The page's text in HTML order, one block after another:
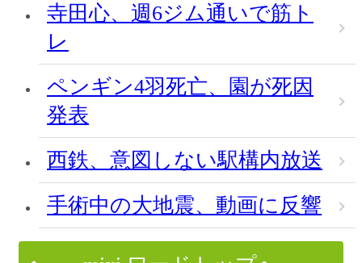
寺田心、週6ジム通いで筋ト
レ
ペンギン4羽死亡、園が死因
発表
西鉄、意図しない駅構内放送
手術中の大地震、動画に反響